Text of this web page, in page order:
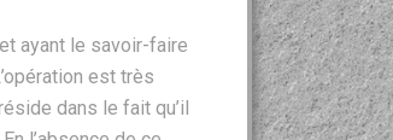
ayant le savoir-faire
est très
dans le fait qu’il